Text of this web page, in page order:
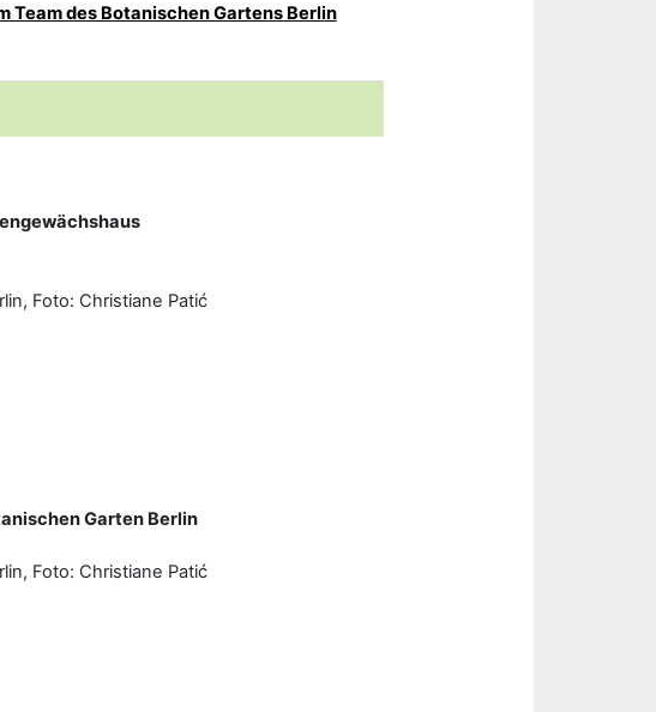
Team des Botanischen Gartens Berlin
Foto: Christiane Patić
Garten Berlin
Berlin, Foto: Christiane Patić